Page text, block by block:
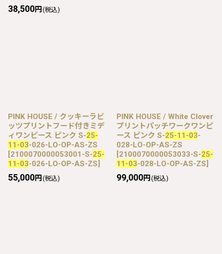
38,500円 (税込)
PINK HOUSE / クッキーラビ
ッツプリントフード付きミデ
ィワンピース ピンク S-25-
11-03-026-LO-OP-AS-ZS
[2100070000053001-S-25-
11-03-026-LO-OP-AS-ZS]
55,000円 (税込)
PINK HOUSE / White Clover
プリントパッチワークワンピ
ース ピンク S-25-11-03-
028-LO-OP-AS-ZS
[2100070000053033-S-25-
11-03-028-LO-OP-AS-ZS]
99,000円 (税込)